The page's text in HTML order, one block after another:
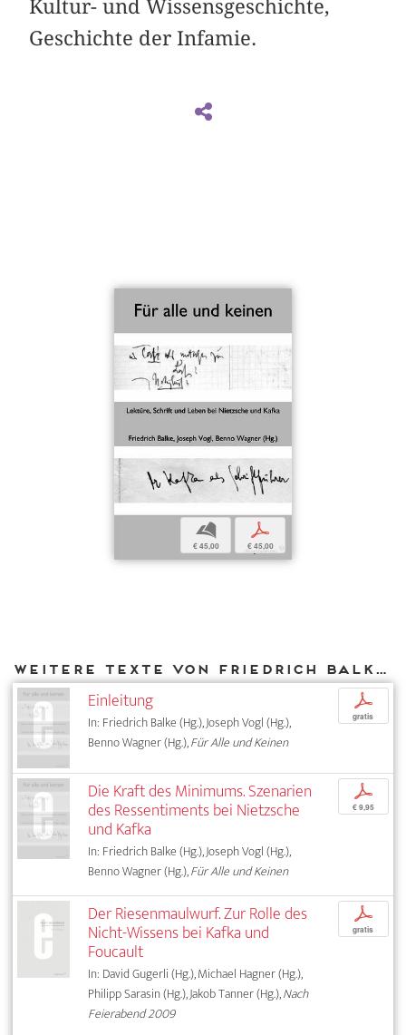
Kultur- und Wissensgeschichte,
Geschichte der Infamie.
b
€ 45,00
p
€ 45,00
Weitere Texte von Friedrich Balke bei DIAPHANES
Einleitung
In: Friedrich Balke (Hg.), Joseph Vogl (Hg.),
Benno Wagner (Hg.),Für Alle und Keinen
p
gratis
Die Kraft des Minimums. Szenarien
des Ressentiments bei Nietzsche
und Kafka
In: Friedrich Balke (Hg.), Joseph Vogl (Hg.),
Benno Wagner (Hg.),Für Alle und Keinen
p
€ 9,95
Der Riesenmaulwurf. Zur Rolle des
Nicht-Wissens bei Kafka und
Foucault
In: David Gugerli (Hg.), Michael Hagner (Hg.),
Philipp Sarasin (Hg.), Jakob Tanner (Hg.),Nach
Feierabend 2009
p
gratis